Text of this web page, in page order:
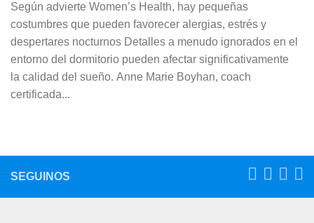
Según advierte Women’s Health, hay pequeñas
costumbres que pueden favorecer alergias, estrés y
despertares nocturnos Detalles a menudo ignorados en el
entorno del dormitorio pueden afectar significativamente
la calidad del sueño. Anne Marie Boyhan, coach
certificada...
SEGUINOS